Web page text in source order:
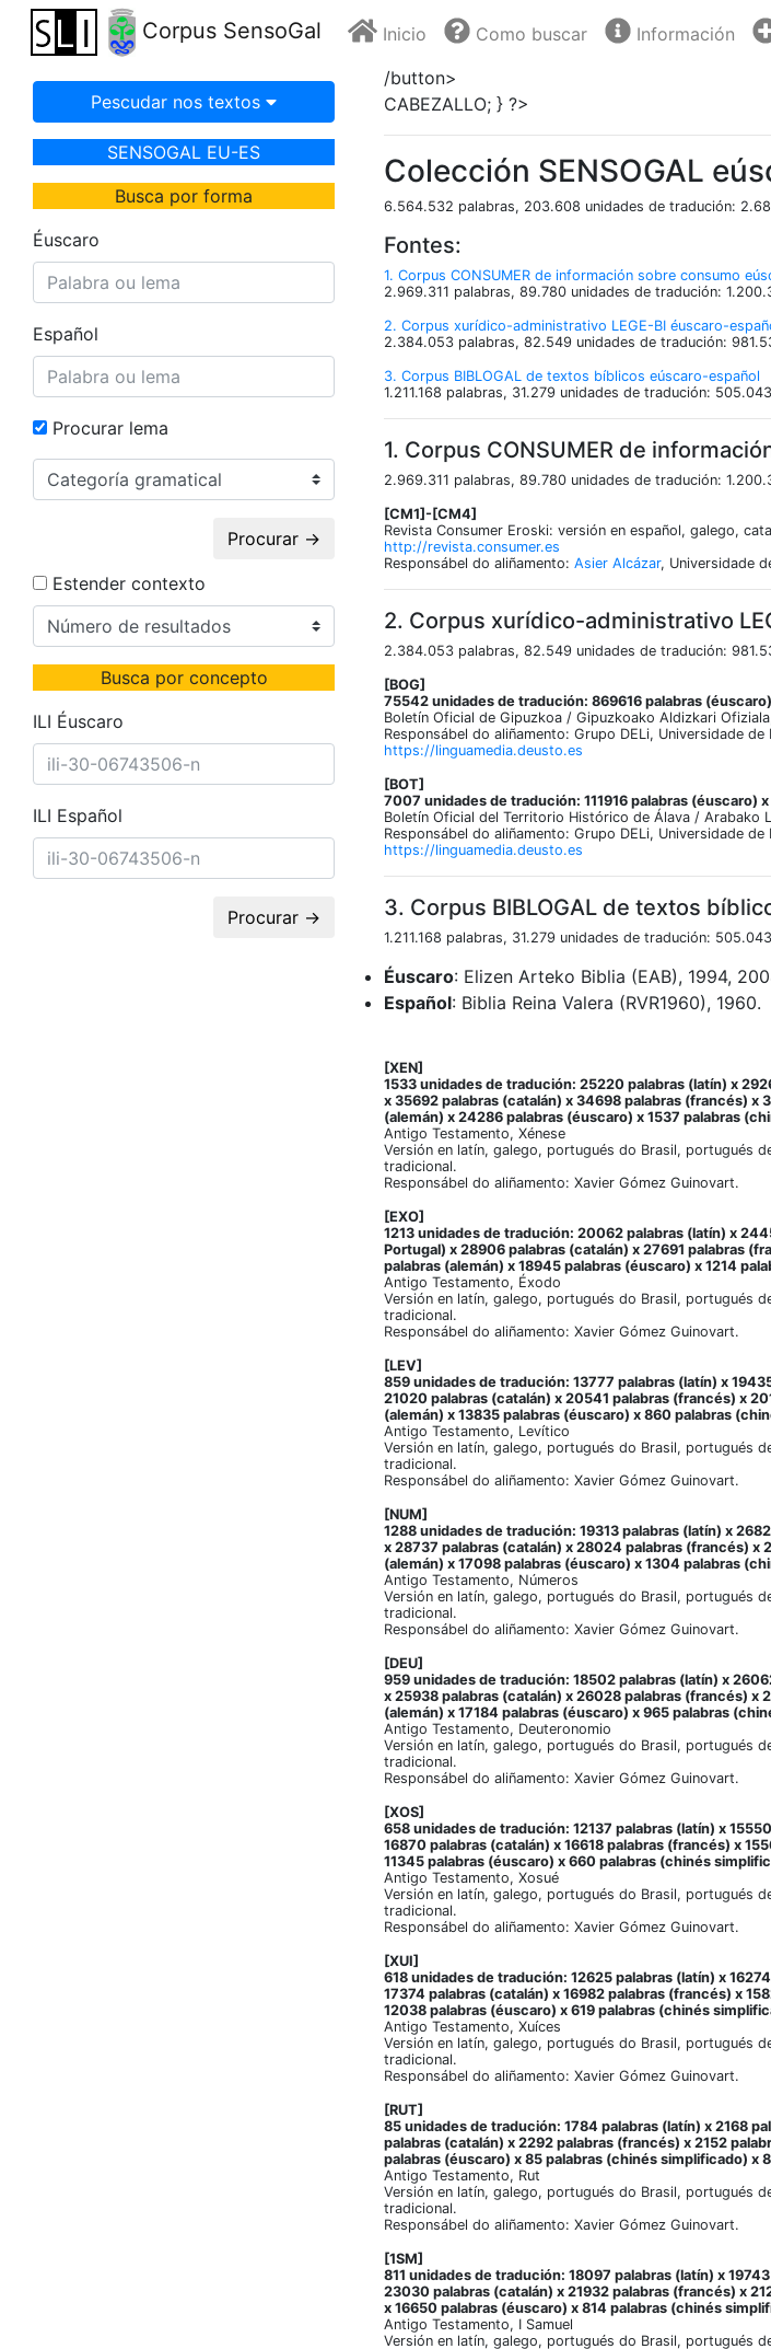
Corpus SensoGal Inicio Como buscar Información
Pescudar nos textos
SENSOGAL EU-ES
Busca por forma
Éuscaro
Español
Procurar lema
Procurar →
Estender contexto
Busca por concepto
ILI Éuscaro
ILI Español
Procurar →
/button>
CABEZALLO; } ?>
Colección SENSOGAL
6.564.532 palabras, 203.608 unidades de tradución:
Fontes:
1. Corpus CONSUMER de información sobre consumo
2.969.311 palabras, 89.780 unidades de tradución:
2. Corpus xurídico-administrativo LEGE-BI éuscaro-
2.384.053 palabras, 82.549 unidades de tradución:
3. Corpus BIBLOGAL de textos bíblicos eúscaro-español
1.211.168 palabras, 31.279 unidades de tradución:
1. Corpus CONSUMER de
2.969.311 palabras, 89.780 unidades de tradución:
[CM1]-[CM4]
Revista Consumer Eroski: versión en español, galego,
http://revista.consumer.es
Responsábel do aliñamento: Asier Alcázar, Universidade
2. Corpus xurídico-administrativo
2.384.053 palabras, 82.549 unidades de tradución:
[BOG]
75542 unidades de tradución: 869616 palabras
Boletín Oficial de Gipuzkoa / Gipuzkoako Aldizkari
Responsábel do aliñamento: Grupo DELi, Universidade
https://linguamedia.deusto.es
[BOT]
7007 unidades de tradución: 111916 palabras (éuscaro)
Boletín Oficial del Territorio Histórico de Álava / Arabako
Responsábel do aliñamento: Grupo DELi, Universidade
https://linguamedia.deusto.es
3. Corpus BIBLOGAL de textos
1.211.168 palabras, 31.279 unidades de tradución:
Éuscaro: Elizen Arteko Biblia (EAB), 1994,
Español: Biblia Reina Valera (RVR1960), 1960.
[XEN]
1533 unidades de tradución: 25220 palabras (latín) x
x 35692 palabras (catalán) x 34698 palabras (francés) x
(alemán) x 24286 palabras (éuscaro) x 1537 palabras
Antigo Testamento, Xénese
Versión en latín, galego, portugués do Brasil, portugués
tradicional.
Responsábel do aliñamento: Xavier Gómez Guinovart.
[EXO]
1213 unidades de tradución: 20062 palabras (latín) x
Portugal) x 28906 palabras (catalán) x 27691 palabras
palabras (alemán) x 18945 palabras (éuscaro) x 1214
Antigo Testamento, Éxodo
Versión en latín, galego, portugués do Brasil, portugués
tradicional.
Responsábel do aliñamento: Xavier Gómez Guinovart.
[LEV]
859 unidades de tradución: 13777 palabras (latín) x
21020 palabras (catalán) x 20541 palabras (francés) x
(alemán) x 13835 palabras (éuscaro) x 860 palabras
Antigo Testamento, Levítico
Versión en latín, galego, portugués do Brasil, portugués
tradicional.
Responsábel do aliñamento: Xavier Gómez Guinovart.
[NUM]
1288 unidades de tradución: 19313 palabras (latín) x
x 28737 palabras (catalán) x 28024 palabras (francés) x
(alemán) x 17098 palabras (éuscaro) x 1304 palabras
Antigo Testamento, Números
Versión en latín, galego, portugués do Brasil, portugués
tradicional.
Responsábel do aliñamento: Xavier Gómez Guinovart.
[DEU]
959 unidades de tradución: 18502 palabras (latín) x
x 25938 palabras (catalán) x 26028 palabras (francés) x
(alemán) x 17184 palabras (éuscaro) x 965 palabras
Antigo Testamento, Deuteronomio
Versión en latín, galego, portugués do Brasil, portugués
tradicional.
Responsábel do aliñamento: Xavier Gómez Guinovart.
[XOS]
658 unidades de tradución: 12137 palabras (latín) x
16870 palabras (catalán) x 16618 palabras (francés) x
11345 palabras (éuscaro) x 660 palabras (chinés
Antigo Testamento, Xosué
Versión en latín, galego, portugués do Brasil, portugués
tradicional.
Responsábel do aliñamento: Xavier Gómez Guinovart.
[XUI]
618 unidades de tradución: 12625 palabras (latín) x
17374 palabras (catalán) x 16982 palabras (francés) x
12038 palabras (éuscaro) x 619 palabras (chinés
Antigo Testamento, Xuíces
Versión en latín, galego, portugués do Brasil, portugués
tradicional.
Responsábel do aliñamento: Xavier Gómez Guinovart.
[RUT]
85 unidades de tradución: 1784 palabras (latín) x 2168
palabras (catalán) x 2292 palabras (francés) x 2152
palabras (éuscaro) x 85 palabras (chinés simplificado) x
Antigo Testamento, Rut
Versión en latín, galego, portugués do Brasil, portugués
tradicional.
Responsábel do aliñamento: Xavier Gómez Guinovart.
[1SM]
811 unidades de tradución: 18097 palabras (latín) x
23030 palabras (catalán) x 21932 palabras (francés) x
x 16650 palabras (éuscaro) x 814 palabras (chinés
Antigo Testamento, I Samuel
Versión en latín, galego, portugués do Brasil, portugués